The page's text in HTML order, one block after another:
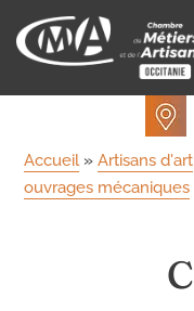
Accueil »Artisans d'art
ouvrages mécaniques